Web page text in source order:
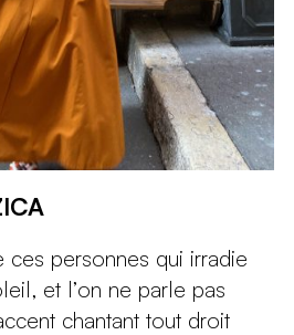
ces personnes qui irradie
et l’on ne parle pas
chantant tout droit